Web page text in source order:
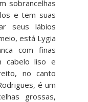
sobrancelhas
e tem suas
seus lábios
está Lygia
com finas
cabelo liso e
no canto
é um
grossas,